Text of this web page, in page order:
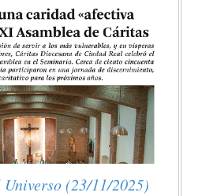
(23/11/2025)